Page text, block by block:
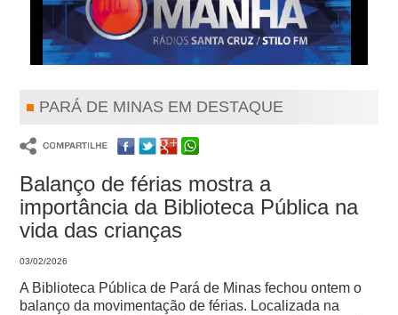
PARÁ DE MINAS EM DESTAQUE
Balanço de férias mostra a
importância da Biblioteca Pública na
vida das crianças
03/02/2026
A Biblioteca Pública de Pará de Minas fechou ontem o
balanço da movimentação de férias. Localizada na